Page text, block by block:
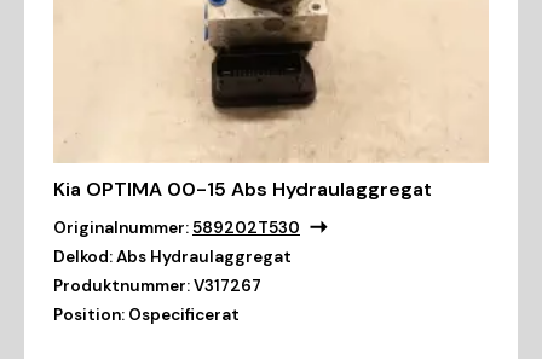
Kia OPTIMA 00-15 Abs Hydraulaggregat
Originalnummer:589202T530
Delkod:Abs Hydraulaggregat
Produktnummer:V317267
Position: Ospecificerat